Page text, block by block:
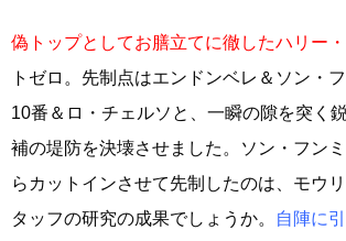
偽トップとしてお膳立てに徹したハリー
トゼロ。先制点はエンドンベレ＆ソン・
10番＆ロ・チェルソと、一瞬の隙を突く
補の堤防を決壊させました。ソン・フン
らカットインさせて先制したのは、モウ
タッフの研究の成果でしょうか。
自陣に